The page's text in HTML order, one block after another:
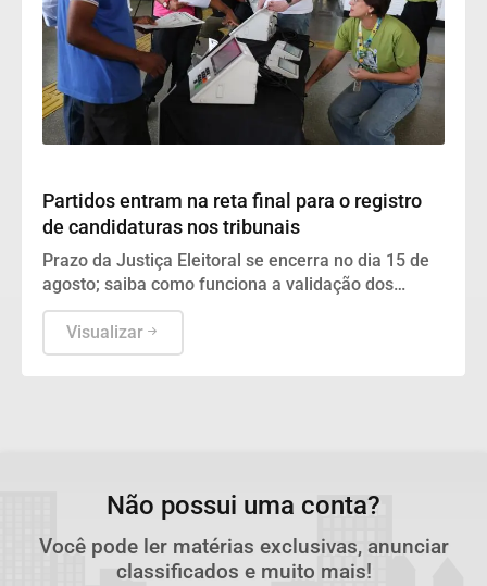
Partidos entram na reta final para o registro
de candidaturas nos tribunais
Prazo da Justiça Eleitoral se encerra no dia 15 de
agosto; saiba como funciona a validação dos
nomes no TSE e nos TREs.
Visualizar
Não possui uma conta?
Você pode ler matérias exclusivas, anunciar
classificados e muito mais!